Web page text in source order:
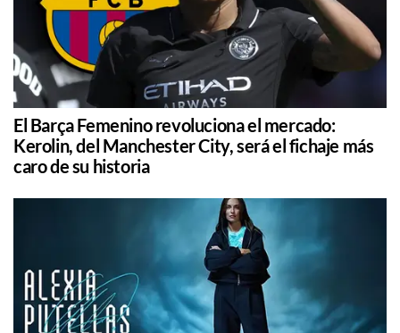
El Barça Femenino revoluciona el mercado:
Kerolin, del Manchester City, será el fichaje más
caro de su historia